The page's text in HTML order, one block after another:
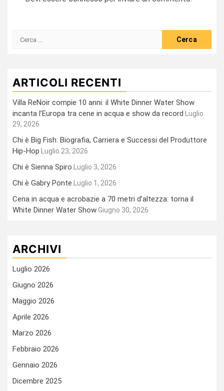
Ricerca
ARTICOLI RECENTI
Villa ReNoir compie 10 anni: il White Dinner Water Show
incanta l’Europa tra cene in acqua e show da record
Luglio
29, 2026
Chi è Big Fish: Biografia, Carriera e Successi del Produttore
Hip-Hop
Luglio 23, 2026
Chi è Sienna Spiro Luglio 3, 2026
Chi è Gabry Ponte Luglio 1, 2026
Cena in acqua e acrobazie a 70 metri d’altezza: torna il
White Dinner Water ShowGiugno 30, 2026
ARCHIVI
Luglio 2026
Giugno 2026
Maggio 2026
Aprile 2026
Marzo 2026
Febbraio 2026
Gennaio 2026
Dicembre 2025